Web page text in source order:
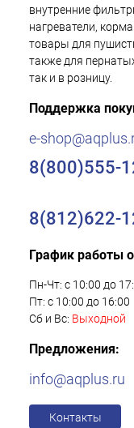
внутренние
нагреватели,
товары для
также для
так и в розницу.
Поддержка
e-
8(800)555-
8(812)622-
График работы
Пн-Чт: с 10:00 до
Пт: с 10:00 до 16:00
Сб и Вс: Выходной
Предложения:
info@aqplus.ru
Контакты